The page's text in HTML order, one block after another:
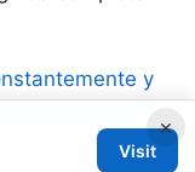
y
×
Visit